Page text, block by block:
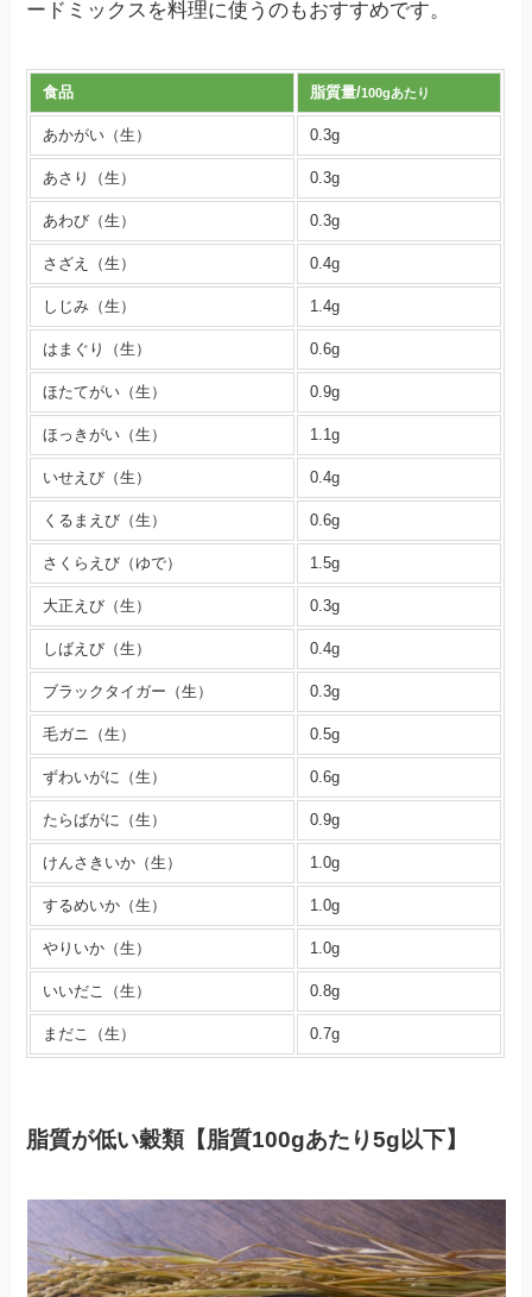
ードミックスを料理に使うのもおすすめです。
食品 脂質量/100gあたり
あかがい（生） 0.3g
あさり（生） 0.3g
あわび（生） 0.3g
さざえ（生） 0.4g
しじみ（生） 1.4g
はまぐり（生） 0.6g
ほたてがい（生） 0.9g
ほっきがい（生） 1.1g
いせえび（生） 0.4g
くるまえび（生） 0.6g
さくらえび（ゆで） 1.5g
大正えび（生） 0.3g
しばえび（生） 0.4g
ブラックタイガー（生） 0.3g
毛ガニ（生） 0.5g
ずわいがに（生） 0.6g
たらばがに（生） 0.9g
けんさきいか（生） 1.0g
するめいか（生） 1.0g
やりいか（生） 1.0g
いいだこ（生） 0.8g
まだこ（生） 0.7g
脂質が低い穀類【脂質100gあたり5g以下】